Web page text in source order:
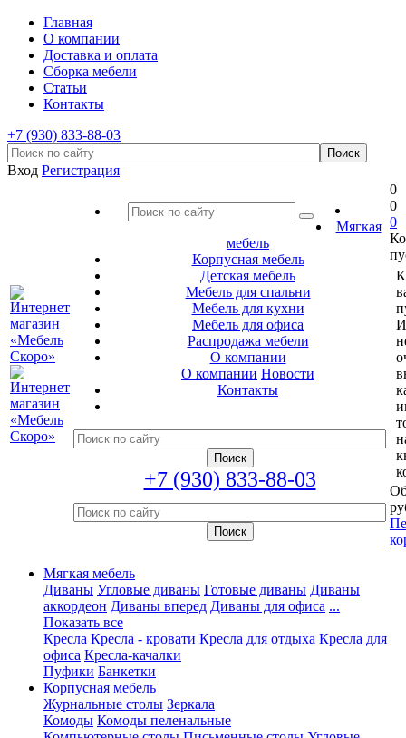
Главная
О компании
Доставка и оплата
Сборка мебели
Статьи
Контакты
+7 (930) 833-88-03
Вход Регистрация
Мягкая
мебель
Корпусная мебель
Детская мебель
Мебель для спальни
Мебель для кухни
Мебель для офиса
Распродажа мебели
О компании
О компании Новости
Контакты
+7 (930) 833-88-03
0
0
0
Мягкая мебель
Диваны Угловые диваны Готовые диваны Диваны
аккордеон Диваны вперед Диваны для офиса ...
Показать все
Кресла Кресла - кровати Кресла для отдыха Кресла для
офиса Кресла-качалки
Пуфики Банкетки
Корпусная мебель
Журнальные столы Зеркала
Комоды Комоды пеленальные